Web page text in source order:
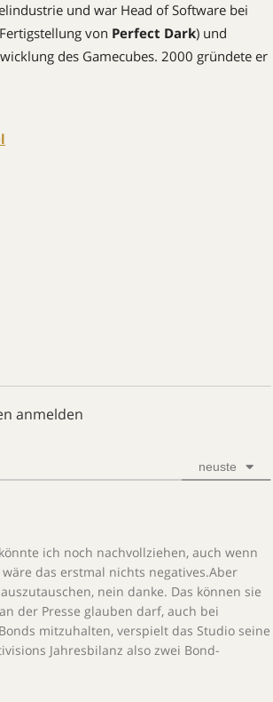
und war Head of Software bei
von Perfect Dark) und
des Gamecubes. 2000 gründete er
anmelden
neuste
ich noch nachvollziehen, auch wenn
das erstmal nichts negatives.Aber
nein danke. Das können sie
der Presse glauben darf, auch bei
mitzuhalten, verspielt das Studio seine
Jahresbilanz also zwei Bond-